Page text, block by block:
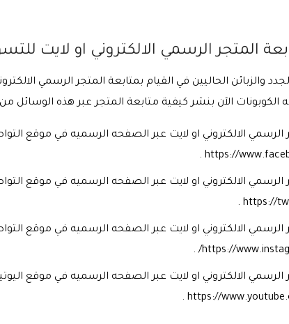
المتجر الرسمي الالكتروني او لايت
والزبائن الحاليين في القيام بمتابعة المتجر الرسمي
الآن بنشر كيفية متابعة المتجر عبر هذه الوسائل من
الرسمي الالكتروني او لايت عبر الصفحه الرسميه في موقع
https://
الرسمي الالكتروني او لايت عبر الصفحه الرسميه في موقع
https://
الرسمي الالكتروني او لايت عبر الصفحه الرسميه في موقع
https://
الرسمي الالكتروني او لايت عبر الصفحه الرسميه في موقع
https://